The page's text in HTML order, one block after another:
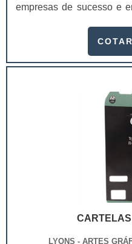
empresas de sucesso e
forma correta e segura
segurança dos itens é
temperatura ou o tipo de
como embalagem de
ser fabricadas em
atendem assim
modelos, como:Caixas
proteção e segurança
garantindo o
estado;Envelopes e
vazada”, que
entrega;Caixas com
LYONS - ARTES